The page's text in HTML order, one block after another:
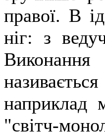
правої. В
ніг: з
наприклад
"світч-